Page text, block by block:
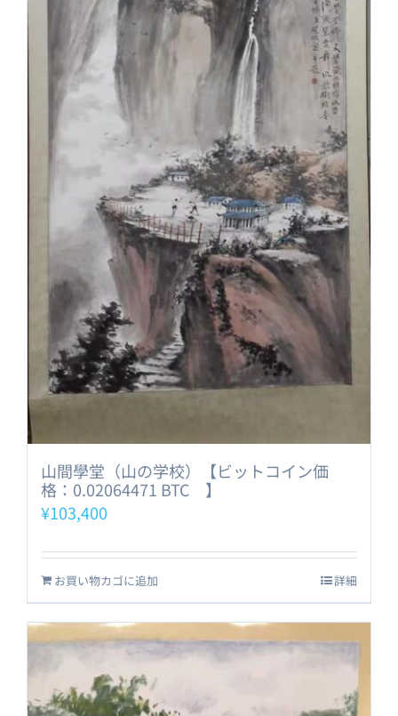
山間學堂（山の学校）【ビットコイン価
格：0.02064471 BTC 】
¥103,400
お買い物カゴに追加 詳細